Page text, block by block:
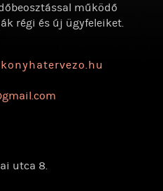
működő
régi és új ügyfeleiket.
queenlandkonyhabutor/
utca 8.